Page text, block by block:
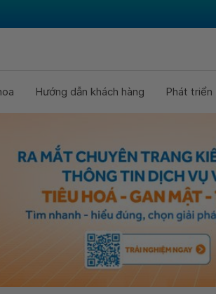
Hướng dẫn khách hàng Phát